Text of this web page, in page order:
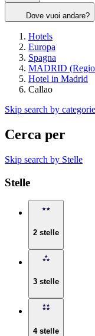
Dove vuoi andare?
Hotels
Europa
Spagna
MADRID
Hotel in Madrid
Callao
Skip search by
Cerca per
Skip search by Stelle
Stelle
2 stelle
3 stelle
4 stelle